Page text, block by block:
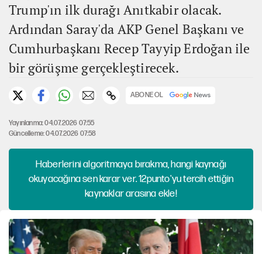
Trump'ın ilk durağı Anıtkabir olacak.
Ardından Saray'da AKP Genel Başkanı ve
Cumhurbaşkanı Recep Tayyip Erdoğan ile
bir görüşme gerçekleştirecek.
ABONE OL
Yayınlanma: 04.07.2026 07:55
Güncelleme: 04.07.2026 07:58
Haberlerini algoritmaya bırakma, hangi kaynağı
okuyacağına sen karar ver. 12punto'yu tercih ettiğin
kaynaklar arasına ekle!